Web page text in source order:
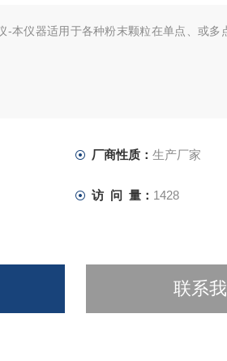
-本仪器适用于各种粉末颗粒在单点、或多
厂商性质： 生产厂家
访 问 量： 1428
联系